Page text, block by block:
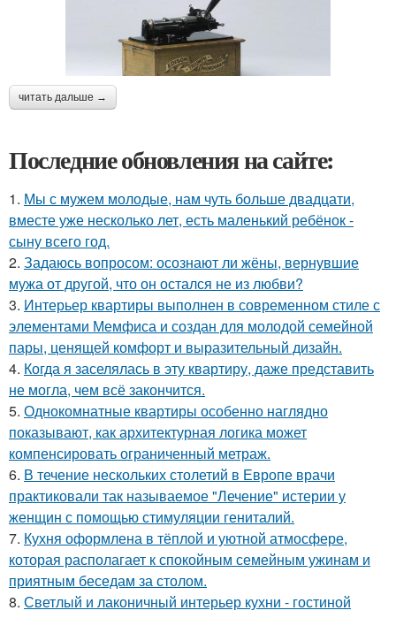
читать дальше →
Последние обновления на сайте:
1. Мы с мужем молодые, нам чуть больше двадцати,
вместе уже несколько лет, есть маленький ребёнок -
сыну всего год.
2. Задаюсь вопросом: осознают ли жёны, вернувшие
мужа от другой, что он остался не из любви?
3. Интерьер квартиры выполнен в современном стиле с
элементами Мемфиса и создан для молодой семейной
пары, ценящей комфорт и выразительный дизайн.
4. Когда я заселялась в эту квартиру, даже представить
не могла, чем всё закончится.
5. Однокомнатные квартиры особенно наглядно
показывают, как архитектурная логика может
компенсировать ограниченный метраж.
6. В течение нескольких столетий в Европе врачи
практиковали так называемое "Лечение" истерии у
женщин с помощью стимуляции гениталий.
7. Кухня оформлена в тёплой и уютной атмосфере,
которая располагает к спокойным семейным ужинам и
приятным беседам за столом.
8. Светлый и лаконичный интерьер кухни - гостиной